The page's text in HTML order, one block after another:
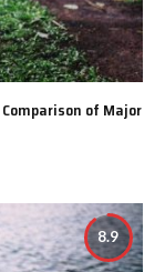
of Major
8.9